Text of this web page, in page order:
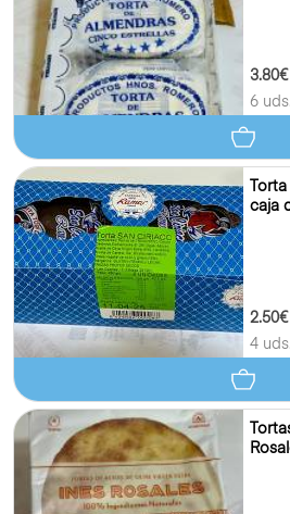
3.80€
6 uds.
caja
2.50€
4 uds.